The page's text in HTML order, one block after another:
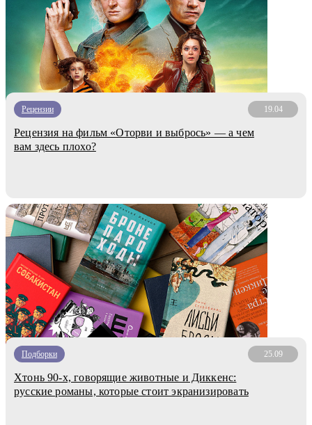
Рецензии 19.04
Рецензия на фильм «Оторви и выбрось» — а чем
вам здесь плохо?
Подборки 25.09
Хтонь 90-х, говорящие животные и Диккенс:
русские романы, которые стоит экранизировать